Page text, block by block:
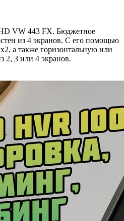
VW 443 FX. Бюджетное
из 4 экранов. С его помощью
а также горизонтальную или
2, 3 или 4 экранов.